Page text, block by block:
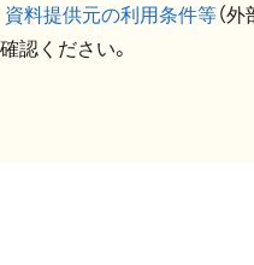
資料提供元の利用条件等（
確認ください。